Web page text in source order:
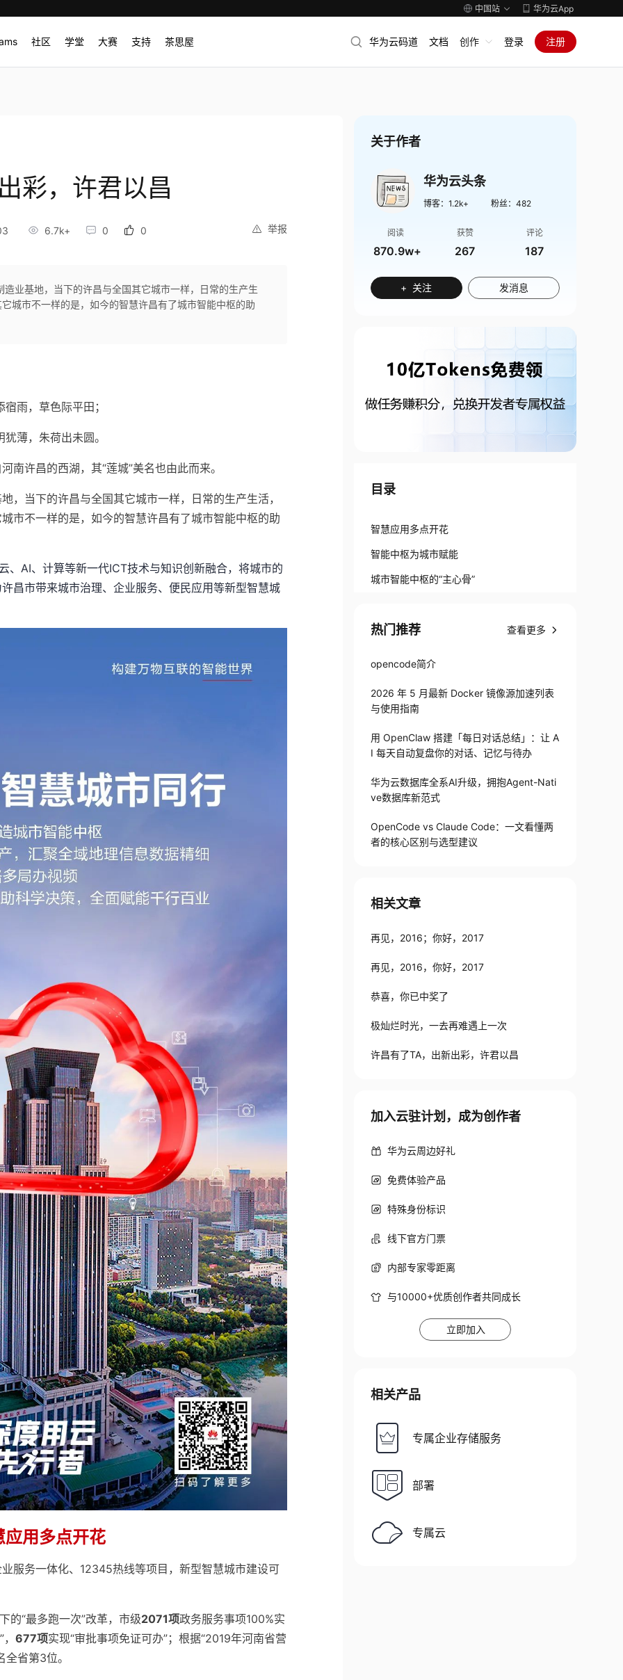
中国站 华为云App
社区 学堂 大赛 支持 茶思屋 华为云码道 文档 创作 登录 注册
彩，许君以昌
举报
6.7k+ 0 0
业基地，当下的许昌与全国其它城市一样，日常的生产生
城市不一样的是，如今的智慧许昌有了城市智能中枢的助
宿雨，草色际平田；
犹薄，朱荷出未圆。
南许昌的西湖，其“莲城”美名也由此而来。
，当下的许昌与全国其它城市一样，日常的生产生活，
市不一样的是，如今的智慧许昌有了城市智能中枢的助
、AI、计算等新一代ICT技术与知识创新融合，将城市的
昌市带来城市治理、企业服务、便民应用等新型智慧城
应用多点开花
服务一体化、12345热线等项目，新型智慧城市建设可
的“最多跑一次”改革，市级2071项政务服务事项100%实
，677项实现“审批事项免证可办”；根据“2019年河南省营
省第3位。
关于作者
华为云头条
博客： 1.2k+ 粉丝： 482
阅读
870.9w+
获赞
267
评论
187
+ 关注 发消息
目录
智慧应用多点开花
智能中枢为城市赋能
城市智能中枢的“主心骨”
热门推荐 查看更多
opencode简介
2026 年 5 月最新 Docker 镜像源加速列表
与使用指南
用 OpenClaw 搭建「每日对话总结」：让 A
I 每天自动复盘你的对话、记忆与待办
华为云数据库全系AI升级，拥抱Agent-Nati
ve数据库新范式
OpenCode vs Claude Code：一文看懂两
者的核心区别与选型建议
相关文章
再见，2016；你好，2017
再见，2016，你好，2017
恭喜，你已中奖了
极灿烂时光，一去再难遇上一次
许昌有了TA，出新出彩，许君以昌
加入云驻计划，成为创作者
华为云周边好礼
免费体验产品
特殊身份标识
线下官方门票
内部专家零距离
与10000+优质创作者共同成长
立即加入
相关产品
专属企业存储服务
部署
专属云